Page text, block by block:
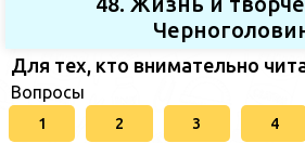
Для тех, кто внимательно
Вопросы
1 2 3 4